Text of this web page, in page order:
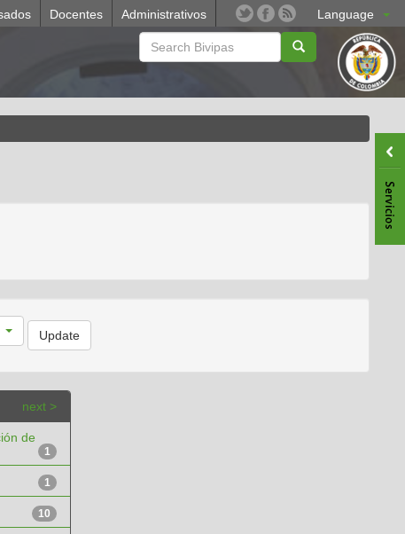
Language
Docentes Administrativos
next >
de
1
1
10